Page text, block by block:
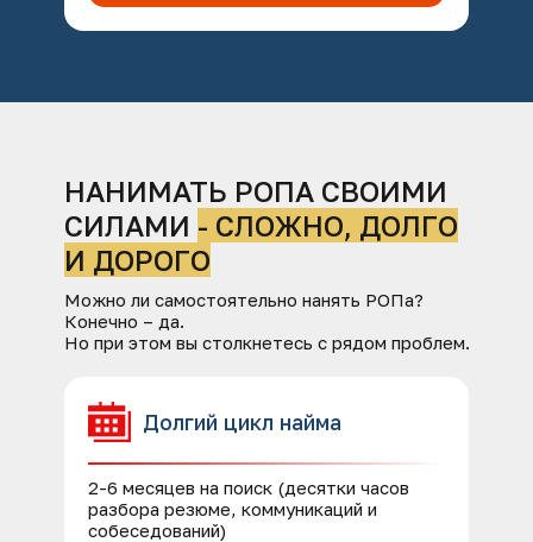
НАНИМАТЬ РОПА СВОИМИ
СИЛАМИ - СЛОЖНО, ДОЛГО
И ДОРОГО
Можно ли самостоятельно нанять РОПа?
Конечно – да.
Но при этом вы столкнетесь с рядом проблем.
Долгий цикл найма
2-6 месяцев на поиск (десятки часов
разбора резюме, коммуникаций и
собеседований)